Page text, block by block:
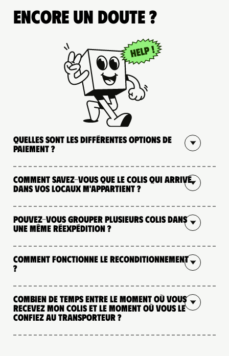
Encore un doute ?
Quelles sont les différentes options de
paiement ?
Comment savez-vous que le colis qui arrive
dans vos locaux m'appartient ?
Pouvez-vous grouper plusieurs colis dans
une même réexpédition ?
Comment fonctionne le reconditionnement
?
Combien de temps entre le moment où vous
recevez mon colis et le moment où vous le
confiez au transporteur ?